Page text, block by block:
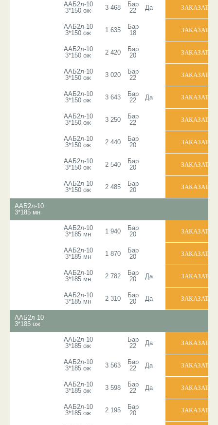
ААБ2л-10
3*150 ож
3 468
Бар
22
Да
ААБ2л-10
3*150 ож
1 635
Бар
18
ААБ2л-10
3*150 ож
2 420
Бар
20
ААБ2л-10
3*150 ож
3 020
Бар
22
ААБ2л-10
3*150 ож
3 643
Бар
22
Да
ААБ2л-10
3*150 ож
3 250
Бар
22
ААБ2л-10
3*150 ож
2 440
Бар
20
ААБ2л-10
3*150 ож
2 540
Бар
20
ААБ2л-10
3*150 ож
2 485
Бар
20
ААБ2л-10
3*185 мн
ААБ2л-10
3*185 мн
1 940
Бар
20
ААБ2л-10
3*185 мн
1 870
Бар
20
ААБ2л-10
3*185 мн
2 782
Бар
20
Да
ААБ2л-10
3*185 мн
2 310
Бар
20
Да
ААБ2л-10
3*185 ож
ААБ2л-10
3*185 ож
Бар
22
Да
ААБ2л-10
3*185 ож
3 563
Бар
22
Да
ААБ2л-10
3*185 ож
3 598
Бар
22
Да
ААБ2л-10
3*185 ож
2 195
Бар
20